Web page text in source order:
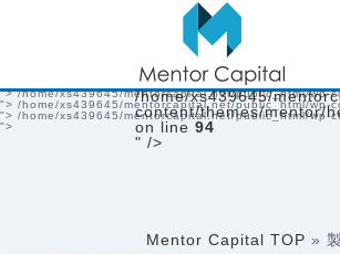
/home/xs439645/mentorcapital.net/public_html/wp-
/home/xs439645/mentorcapital.net/public_html/
/home/xs439645/mentorcapital.net/public_html/
/home/xs439645/mentorcapital.net/public_html/
/home/xs439645/mentorcapital.net/public_html/
/home/xs439645/mentorcapital.net/public_html/
/home/xs439645/mentorcapital.net/public_html/
/home/xs439645/mentorcapital.net/public_html/
">/home/xs439645/mentorcapital.net/public_html/
"> /home/xs439645/mentorcapital.net/public_html/wp-
"> /home/xs439645/mentorcapital.net/public_html/wp-
">
/home/xs439645/
content/themes/mentor/
on line 94
" />
Mentor Capital TOP »